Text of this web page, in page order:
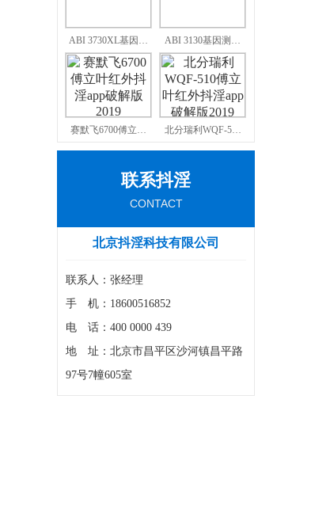
ABI 3730XL基因… ABI 3130基因测…
赛默飞6700傅立… 北分瑞利WQF-5…
联系抖淫
CONTACT
北京抖淫科技有限公司
联系人：张经理
手 机：18600516852
电 话：400 0000 439
地 址：北京市昌平区沙河镇昌平路
97号7幢605室